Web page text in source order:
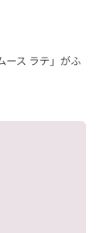
ース ラテ」がふ